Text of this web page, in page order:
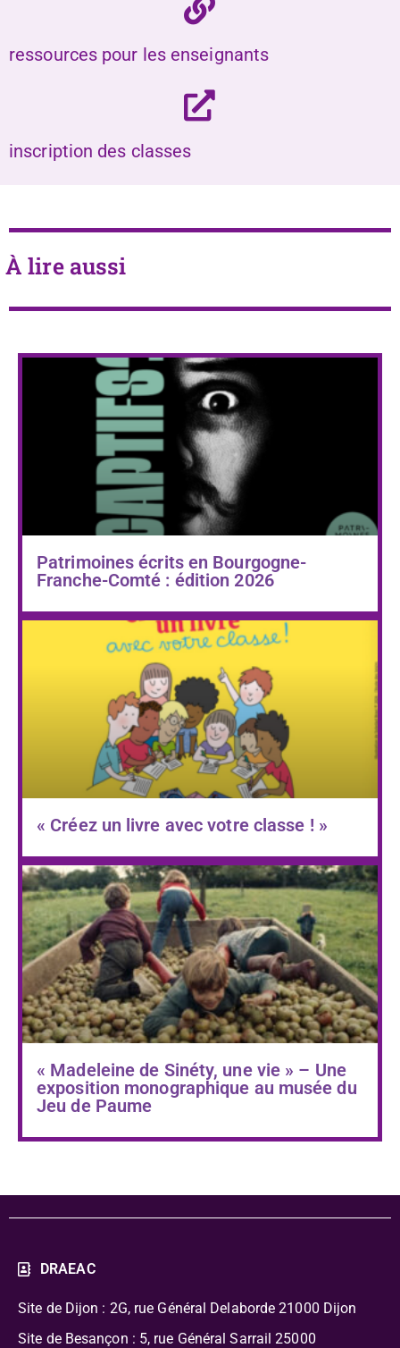
ressources pour les enseignants
inscription des classes
À lire aussi
Patrimoines écrits en Bourgogne-
Franche-Comté : édition 2026
« Créez un livre avec votre classe ! »
« Madeleine de Sinéty, une vie » – Une
exposition monographique au musée du
Jeu de Paume
DRAEAC
Site de Dijon : 2G, rue Général Delaborde 21000 Dijon
Site de Besançon : 5, rue Général Sarrail 25000